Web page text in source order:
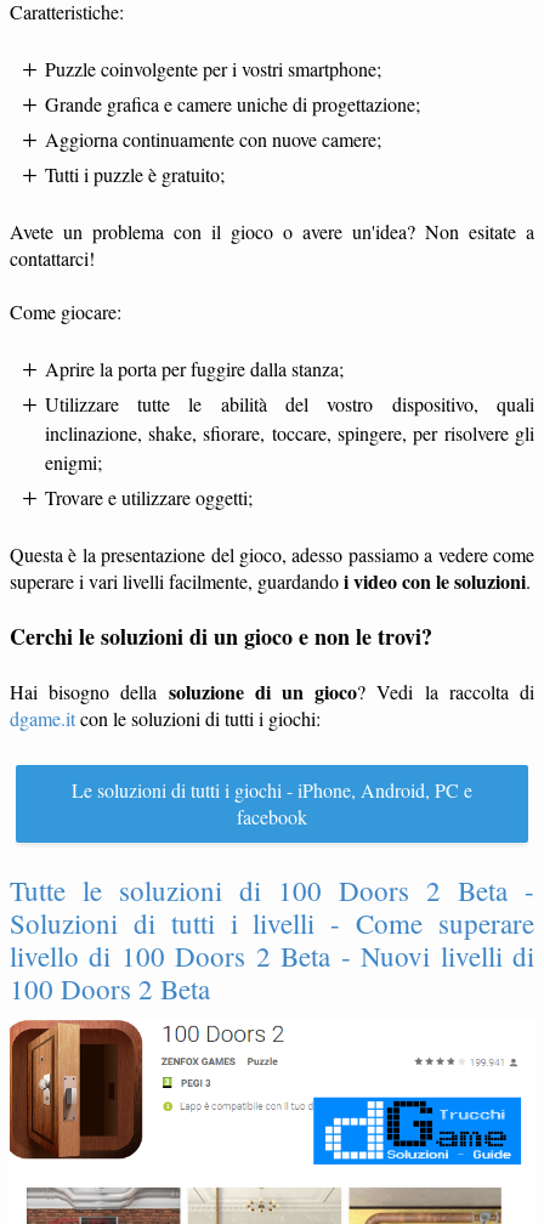
Caratteristiche:
Puzzle coinvolgente per i vostri smartphone;
Grande grafica e camere uniche di progettazione;
Aggiorna continuamente con nuove camere;
Tutti i puzzle è gratuito;
Avete un problema con il gioco o avere un'idea? Non esitate a
contattarci!
Come giocare:
Aprire la porta per fuggire dalla stanza;
Utilizzare tutte le abilità del vostro dispositivo, quali
inclinazione, shake, sfiorare, toccare, spingere, per risolvere gli
enigmi;
Trovare e utilizzare oggetti;
Questa è la presentazione del gioco, adesso passiamo a vedere come
superare i vari livelli facilmente, guardandoi video con le soluzioni.
Cerchi le soluzioni di un gioco e non le trovi?
Hai bisogno della soluzione di un gioco? Vedi la raccolta di
dgame.itcon le soluzioni di tutti i giochi:
Le soluzioni di tutti i giochi - iPhone, Android, PC e
facebook
Tutte le soluzioni di 100 Doors 2 Beta -
Soluzioni di tutti i livelli - Come superare
livello di 100 Doors 2 Beta - Nuovi livelli di
100 Doors 2 Beta